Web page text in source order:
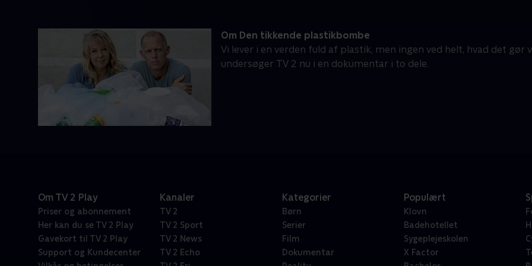
Om Den tikkende plastikbombe
Vi lever i en verden fuld af plastik, men ingen ved helt, hvad det gør
undersøger TV 2 nu i en dokumentar i to dele.
Om TV 2 Play
Priser og abonnement
Her kan du se TV 2 Play
Gavekort til TV 2 Play
Support og Kundecenter
Kanaler
TV 2
TV 2 Sport
TV 2 News
TV 2 Echo
Kategorier
Børn
Serier
Film
Dokumentar
Populært
Klovn
Badehotellet
Sygeplejeskolen
X Factor